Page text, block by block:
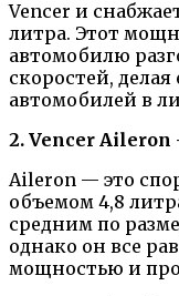
Vencer и
литра. Этот
автомобилю
скоростей,
автомобилей в
2. Vencer
Aileron — это
объемом 4,8
средним по
однако он все
мощностью и